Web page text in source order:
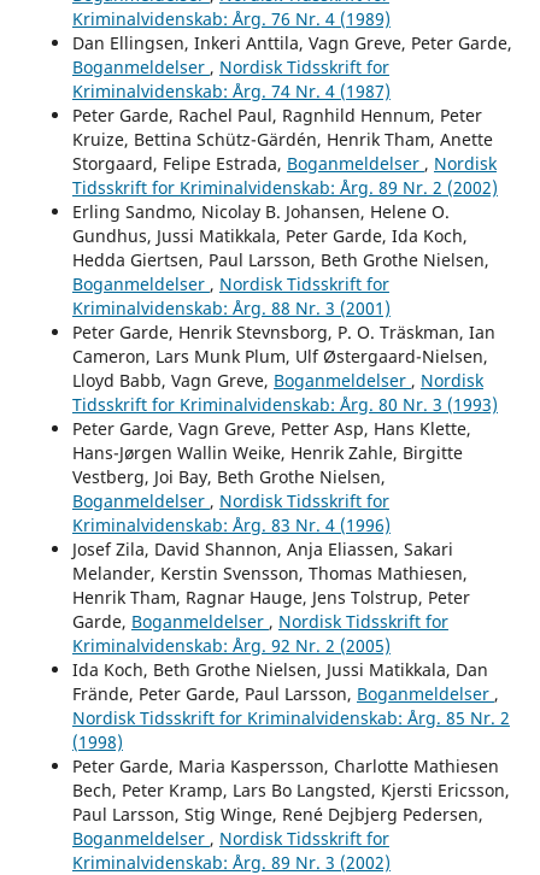
Kriminalvidenskab: Årg. 76 Nr. 4 (1989)
Dan Ellingsen, Inkeri Anttila, Vagn Greve, Peter Garde,
Boganmeldelser , Nordisk Tidsskrift for
Kriminalvidenskab: Årg. 74 Nr. 4 (1987)
Peter Garde, Rachel Paul, Ragnhild Hennum, Peter
Kruize, Bettina Schütz-Gärdén, Henrik Tham, Anette
Storgaard, Felipe Estrada, Boganmeldelser , Nordisk
Tidsskrift for Kriminalvidenskab: Årg. 89 Nr. 2 (2002)
Erling Sandmo, Nicolay B. Johansen, Helene O.
Gundhus, Jussi Matikkala, Peter Garde, Ida Koch,
Hedda Giertsen, Paul Larsson, Beth Grothe Nielsen,
Boganmeldelser , Nordisk Tidsskrift for
Kriminalvidenskab: Årg. 88 Nr. 3 (2001)
Peter Garde, Henrik Stevnsborg, P. O. Träskman, Ian
Cameron, Lars Munk Plum, Ulf Østergaard-Nielsen,
Lloyd Babb, Vagn Greve, Boganmeldelser , Nordisk
Tidsskrift for Kriminalvidenskab: Årg. 80 Nr. 3 (1993)
Peter Garde, Vagn Greve, Petter Asp, Hans Klette,
Hans-Jørgen Wallin Weike, Henrik Zahle, Birgitte
Vestberg, Joi Bay, Beth Grothe Nielsen,
Boganmeldelser , Nordisk Tidsskrift for
Kriminalvidenskab: Årg. 83 Nr. 4 (1996)
Josef Zila, David Shannon, Anja Eliassen, Sakari
Melander, Kerstin Svensson, Thomas Mathiesen,
Henrik Tham, Ragnar Hauge, Jens Tolstrup, Peter
Garde, Boganmeldelser , Nordisk Tidsskrift for
Kriminalvidenskab: Årg. 92 Nr. 2 (2005)
Ida Koch, Beth Grothe Nielsen, Jussi Matikkala, Dan
Frände, Peter Garde, Paul Larsson, Boganmeldelser ,
Nordisk Tidsskrift for Kriminalvidenskab: Årg. 85 Nr. 2
(1998)
Peter Garde, Maria Kaspersson, Charlotte Mathiesen
Bech, Peter Kramp, Lars Bo Langsted, Kjersti Ericsson,
Paul Larsson, Stig Winge, René Dejbjerg Pedersen,
Boganmeldelser , Nordisk Tidsskrift for
Kriminalvidenskab: Årg. 89 Nr. 3 (2002)